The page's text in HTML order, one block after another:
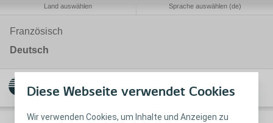
Diese Webseite verwendet Cookies
Wir verwenden Cookies, um Inhalte und Anzeigen zu
Land auswählen Sprache auswählen (de)
Französisch
Deutsch